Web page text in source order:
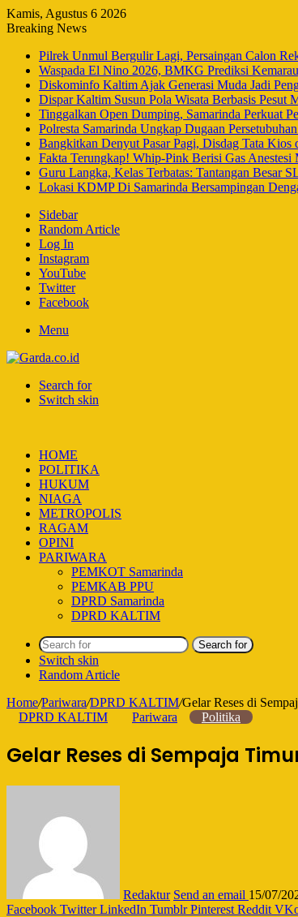
Kamis, Agustus 6 2026
Breaking News
Pilrek Unmul Bergulir Lagi, Persaingan Calon
Waspada El Nino 2026, BMKG Prediksi
Diskominfo Kaltim Ajak Generasi Muda Jadi
Dispar Kaltim Susun Pola Wisata Berbasis Pesut
Tinggalkan Open Dumping, Samarinda Perkuat
Polresta Samarinda Ungkap Dugaan
Bangkitkan Denyut Pasar Pagi, Disdag Tata Kios
Fakta Terungkap! Whip-Pink Berisi Gas
Guru Langka, Kelas Terbatas: Tantangan Besar
Lokasi KDMP Di Samarinda Bersampingan
Sidebar
Random Article
Log In
Instagram
YouTube
Twitter
Facebook
Menu
Search for
Switch skin
HOME
POLITIKA
HUKUM
NIAGA
METROPOLIS
RAGAM
OPINI
PARIWARA
PEMKOT Samarinda
PEMKAB PPU
DPRD Samarinda
DPRD KALTIM
Search for
Switch skin
Random Article
Home/Pariwara/DPRD KALTIM/Gelar Reses di
DPRD KALTIM
Pariwara Politika
Gelar Reses di Sempaja
Redaktur Send an email 15/07/
Facebook Twitter LinkedIn Tumblr Pinterest Reddit